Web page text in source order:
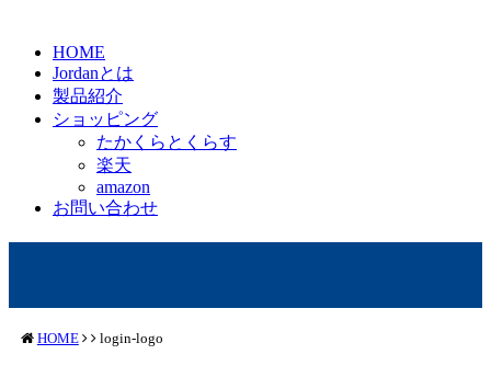
HOME
Jordanとは
製品紹介
ショッピング
たかくらとくらす
楽天
amazon
お問い合わせ
HOME login-logo